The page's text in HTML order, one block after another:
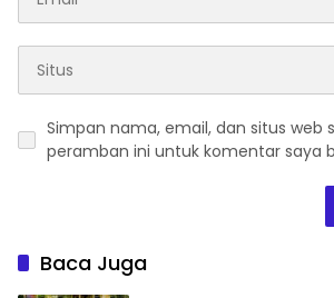
Simpan nama, email, dan situs web
peramban ini untuk komentar saya
Baca Juga